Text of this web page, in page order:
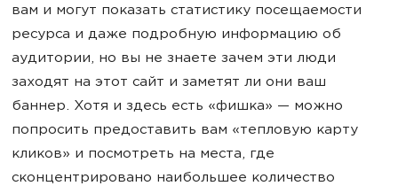
вам и могут показать статистику посещаемости
ресурса и даже подробную информацию об
аудитории, но вы не знаете зачем эти люди
заходят на этот сайт и заметят ли они ваш
баннер. Хотя и здесь есть «фишка» — можно
попросить предоставить вам «тепловую карту
кликов» и посмотреть на места, где
сконцентрировано наибольшее количество